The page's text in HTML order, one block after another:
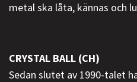
metal ska låta, kännas och
CRYSTAL BALL (CH)
Sedan slutet av 1990-talet